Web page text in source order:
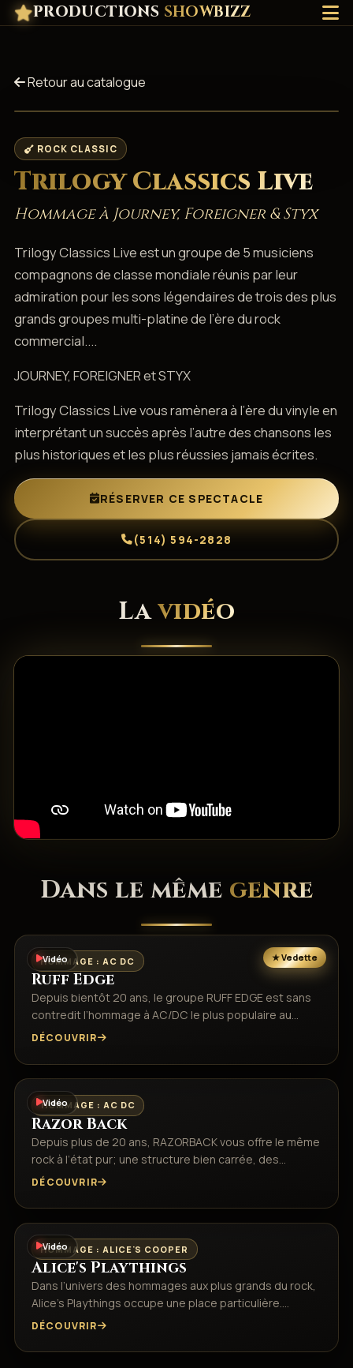
PRODUCTIONS SHOWBIZZ
Retour au catalogue
ROCK CLASSIC
Trilogy Classics Live
Hommage à Journey, Foreigner & Styx
Trilogy Classics Live est un groupe de 5 musiciens
compagnons de classe mondiale réunis par leur
admiration pour les sons légendaires de trois des plus
grands groupes multi-platine de l’ère du rock
commercial....
JOURNEY, FOREIGNER et STYX
Trilogy Classics Live vous ramènera à l’ère du vinyle en
interprétant un succès après l’autre des chansons les
plus historiques et les plus réussies jamais écrites.
RÉSERVER CE SPECTACLE
(514) 594-2828
Lavidéo
Dans le même genre
Vidéo
HOMMAGE : AC DC
Ruff Edge
Depuis bientôt 20 ans, le groupe RUFF EDGE est sans
contredit l’hommage à AC/DC le plus populaire au…
DÉCOUVRIR
Vidéo
HOMMAGE : AC DC
Razor Back
Depuis plus de 20 ans, RAZORBACK vous offre le même
rock à l’état pur; une structure bien carrée, des…
DÉCOUVRIR
Vidéo
HOMMAGE : ALICE'S COOPER
Alice's Playthings
Dans l’univers des hommages aux plus grands du rock,
Alice’s Playthings occupe une place particulière.…
DÉCOUVRIR